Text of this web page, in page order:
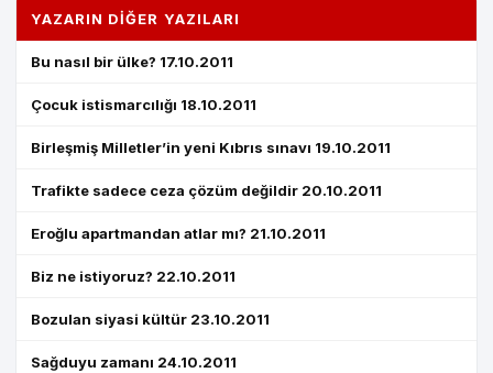
YAZARIN DIĞER YAZILARI
Bu nasıl bir ülke? 17.10.2011
Çocuk istismarcılığı 18.10.2011
Birleşmiş Milletler’in yeni Kıbrıs sınavı 19.10.2011
Trafikte sadece ceza çözüm değildir 20.10.2011
Eroğlu apartmandan atlar mı? 21.10.2011
Biz ne istiyoruz? 22.10.2011
Bozulan siyasi kültür 23.10.2011
Sağduyu zamanı 24.10.2011